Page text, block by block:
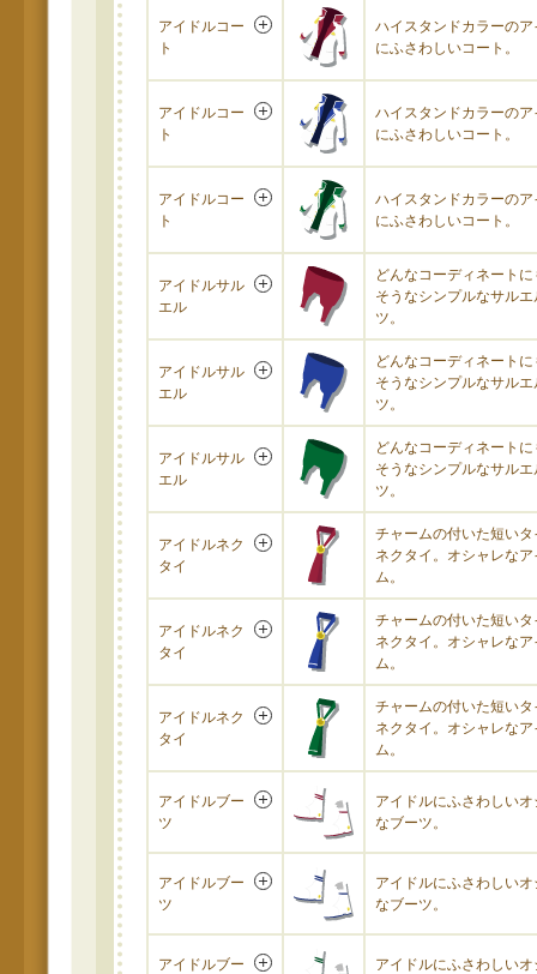
アイドルコー
ト
ハイスタンドカラーのア
にふさわしいコート。
アイドルコー
ト
ハイスタンドカラーのア
にふさわしいコート。
アイドルコー
ト
ハイスタンドカラーのア
にふさわしいコート。
アイドルサル
エル
どんなコーディネート
そうなシンプルなサルエ
ツ。
アイドルサル
エル
どんなコーディネート
そうなシンプルなサルエ
ツ。
アイドルサル
エル
どんなコーディネート
そうなシンプルなサルエ
ツ。
アイドルネク
タイ
チャームの付いた短いタ
ネクタイ。オシャレなア
ム。
アイドルネク
タイ
チャームの付いた短いタ
ネクタイ。オシャレなア
ム。
アイドルネク
タイ
チャームの付いた短いタ
ネクタイ。オシャレなア
ム。
アイドルブー
ツ
アイドルにふさわしいオ
なブーツ。
アイドルブー
ツ
アイドルにふさわしいオ
なブーツ。
アイドルブー
アイドルにふさわしいオ